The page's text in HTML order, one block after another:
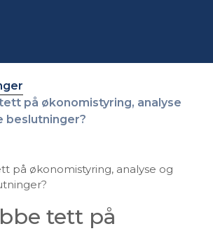
på økonomistyring, analyse
beslutninger?
tett på